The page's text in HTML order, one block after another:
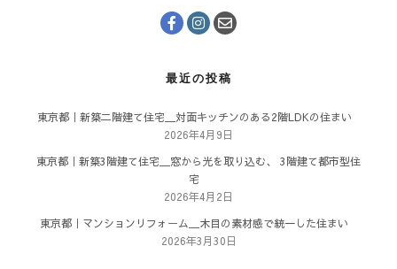
最近の投稿
東京都｜新築二階建て住宅＿対面キッチンのある2階LDKの住まい
2026年4月9日
東京都｜新築3階建て住宅＿窓から光を取り込む、 3階建て都市型住
宅
2026年4月2日
東京都｜マンションリフォーム＿木目の素材感で統一した住まい
2026年3月30日